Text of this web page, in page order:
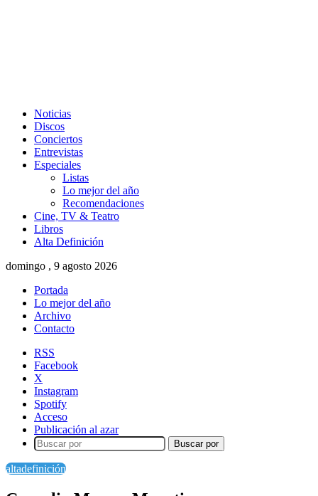
Noticias
Discos
Conciertos
Entrevistas
Especiales
Listas
Lo mejor del año
Recomendaciones
Cine, TV & Teatro
Libros
Alta Definición
domingo , 9 agosto 2026
Portada
Lo mejor del año
Archivo
Contacto
RSS
Facebook
X
Instagram
Spotify
Acceso
Publicación al azar
Buscar por
altadefinición